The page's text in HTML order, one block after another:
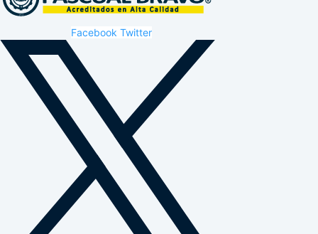
Facebook Twitter